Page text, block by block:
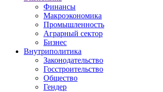
Финансы
Макроэкономика
Промышленность
Аграрный сектор
Бизнес
Внутриполитика
Законодательство
Госстроительство
Общество
Гендер